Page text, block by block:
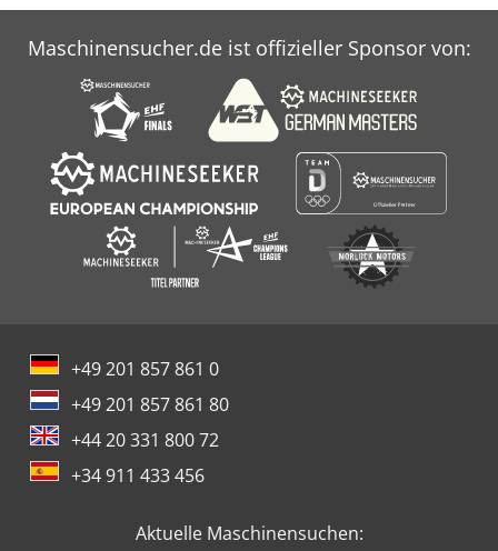
Maschinensucher.de ist offizieller Sponsor von:
+49 201 857 861 0
+49 201 857 861 80
+44 20 331 800 72
+34 911 433 456
Aktuelle Maschinensuchen: